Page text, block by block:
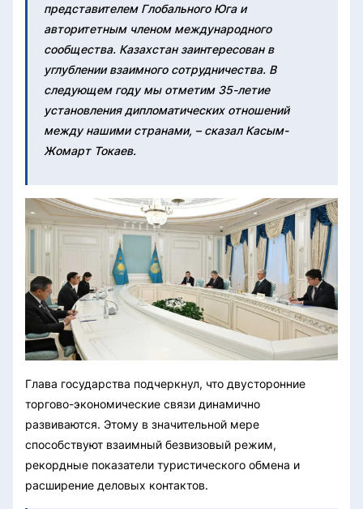
представителем Глобального Юга и
авторитетным членом международного
сообщества. Казахстан заинтересован в
углублении взаимного сотрудничества. В
следующем году мы отметим 35-летие
установления дипломатических отношений
между нашими странами, – сказал Касым-
Жомарт Токаев.
Глава государства подчеркнул, что двусторонние
торгово-экономические связи динамично
развиваются. Этому в значительной мере
способствуют взаимный безвизовый режим,
рекордные показатели туристического обмена и
расширение деловых контактов.